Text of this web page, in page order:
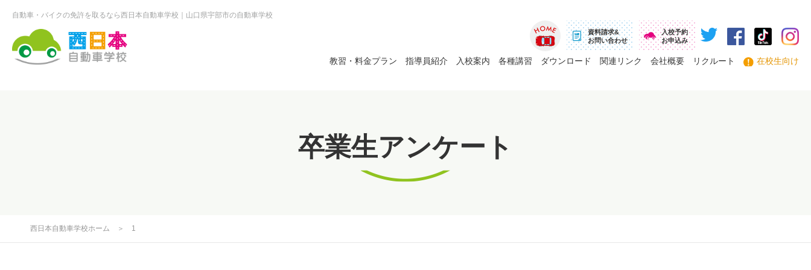
自動車・バイクの免許を取るなら西日本自動車学校 山口県宇部市の自動車学校
ホーム
資料請求&
お問い合わせ
入校予約
お申込み
教習・料金プラン 指導員紹介 入校案内 各種講習 ダウンロード 関連リンク 会社概要 リクルート 在校生向け
卒業生アンケート
西日本自動車学校ホーム ＞ 1